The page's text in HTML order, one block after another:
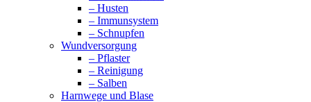
– Husten
– Immunsystem
– Schnupfen
Wundversorgung
– Pflaster
– Reinigung
– Salben
Harnwege und Blase